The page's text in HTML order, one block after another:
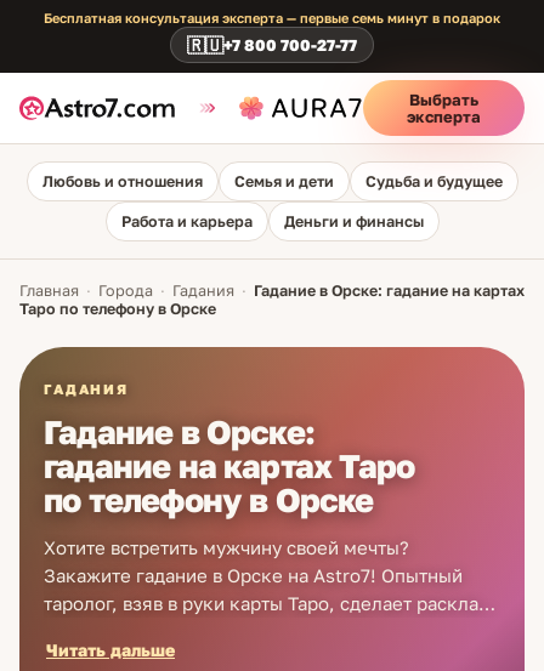
Бесплатная консультация эксперта — первые семь минут в подарок
🇷🇺+7 800 700-27-77
Выбрать
эксперта
Любовь и отношения Семья и дети Судьба и будущее
Работа и карьера Деньги и финансы
Главная · Города · Гадания · Гадание в Орске: гадание на картах
Таро по телефону в Орске
ГАДАНИЯ
Гадание в Орске:
гадание на картах Таро
по телефону в Орске
Хотите встретить мужчину своей мечты?
Закажите гадание в Орске на Astro7! Опытный
таролог, взяв в руки карты Таро, сделает расклад
нескольких поклонников достойного и оградит от
Читать дальше